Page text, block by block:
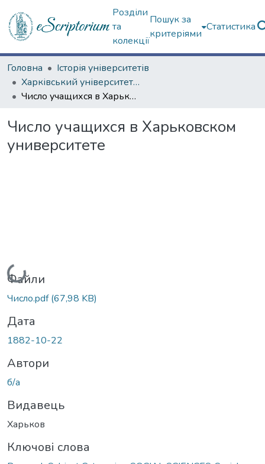
Розділи
та
колекції
Пошук за
критеріями
Статистика
Головна
Історія університетів
Харківський університет (сторінками періодичних видань)
Число учащихся в Харьковском университете
Число учащихся в Харьковском
университете
Вантажиться...
Файли
Число.pdf(67,98 KB)
Дата
1882-10-22
Автори
б/а
Видавець
Харьков
Ключові слова